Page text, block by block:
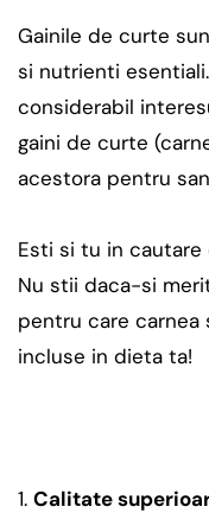
Gainile de curte
si nutrienti
considerabil
gaini de curte
acestora pentru
Esti si tu in cautare
Nu stii daca-si
pentru care carnea
incluse in dieta ta!
Calitate